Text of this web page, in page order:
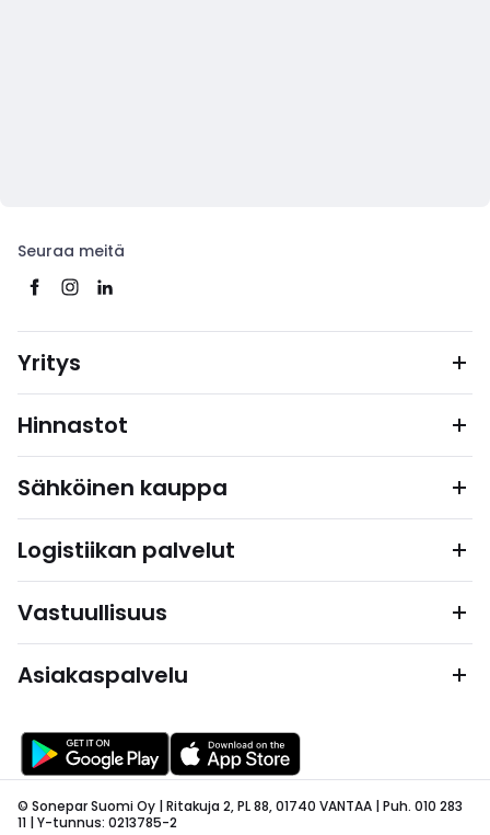
Seuraa meitä
Yritys
Hinnastot
Sähköinen kauppa
Logistiikan palvelut
Vastuullisuus
Asiakaspalvelu
© Sonepar Suomi Oy | Ritakuja 2, PL 88, 01740 VANTAA | Puh. 010 283
11 | Y-tunnus: 0213785-2